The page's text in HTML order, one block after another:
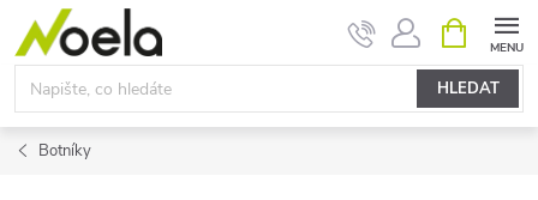
Přejít
obsah
HLEDAT
NÁKUPNÍ
KOŠÍK
Botníky